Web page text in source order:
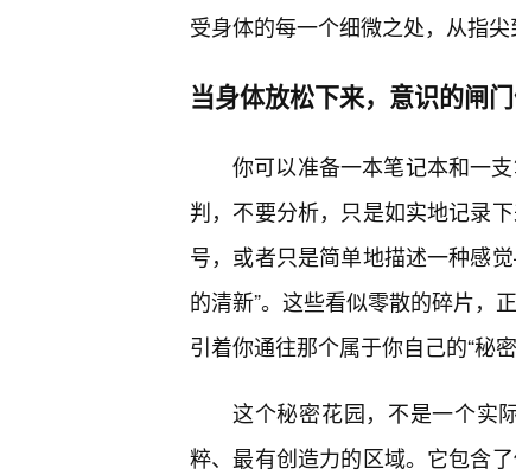
受身体的每一个细微之处，从指
当身体放松下来，意识的闸门
你可以准备一本笔记本和一
判，不要分析，只是如实地记录
号，或者只是简单地描述一种感
的清新”。这些看似零散的碎片，
引着你通往那个属于你自己的“秘密
这个秘密花园，不是一个实
粹、最有创造力的区域。它包含